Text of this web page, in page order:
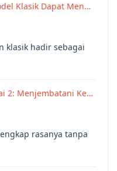
Klasik Dapat Men…
klasik hadir sebagai
2: Menjembatani Ke…
rasanya tanpa